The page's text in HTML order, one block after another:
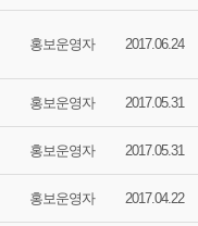
홍보운영자 2017.06.24
홍보운영자 2017.05.31
홍보운영자 2017.05.31
홍보운영자 2017.04.22